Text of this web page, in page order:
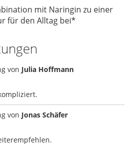
mit Naringin zu einer
für den Alltag bei*
von Julia Hoffmann
von Jonas Schäfer